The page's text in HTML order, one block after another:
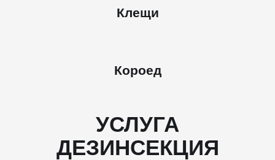
Клещи
Короед
УСЛУГА
ДЕЗИНСЕКЦИЯ